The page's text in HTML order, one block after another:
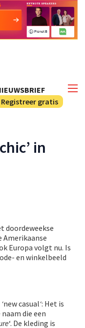
Registreer gratis
in
doordeweekse
Europa volgt nu. Is
en winkelbeeld
‘new casual‘: Het is
die een
‘. De kleding is